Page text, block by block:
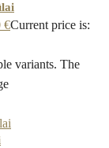
€Current price is:
variants. The